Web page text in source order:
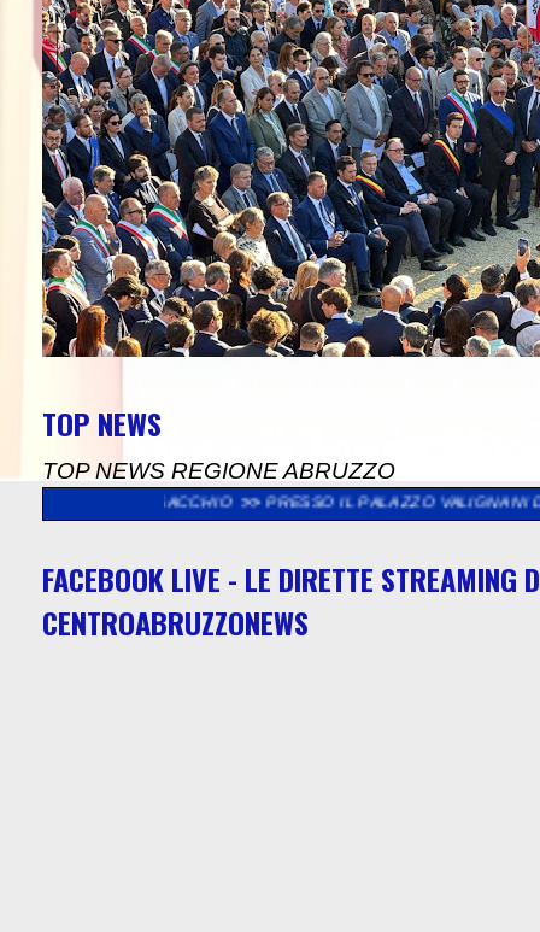
TOP NEWS
TOP NEWS REGIONE ABRUZZO
PRESSO IL PALAZZO VALIGNANI DI
FACEBOOK LIVE - LE DIRETTE STREAMING
CENTROABRUZZONEWS